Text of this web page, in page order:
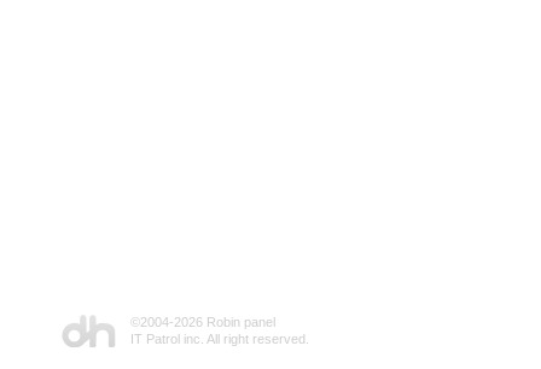
©2004-2026 Robin panel
IT Patrol inc. All right reserved.